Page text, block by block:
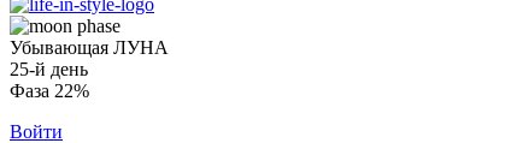
Убывающая ЛУНА
25-й день
Фаза 22%
Войти